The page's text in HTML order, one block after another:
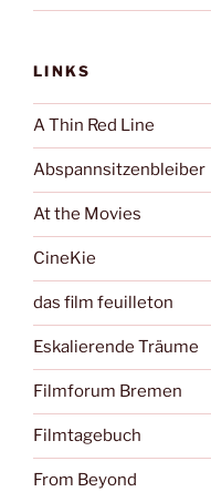
LINKS
A Thin Red Line
Abspannsitzenbleiber
At the Movies
CineKie
das film feuilleton
Eskalierende Träume
Filmforum Bremen
Filmtagebuch
From Beyond